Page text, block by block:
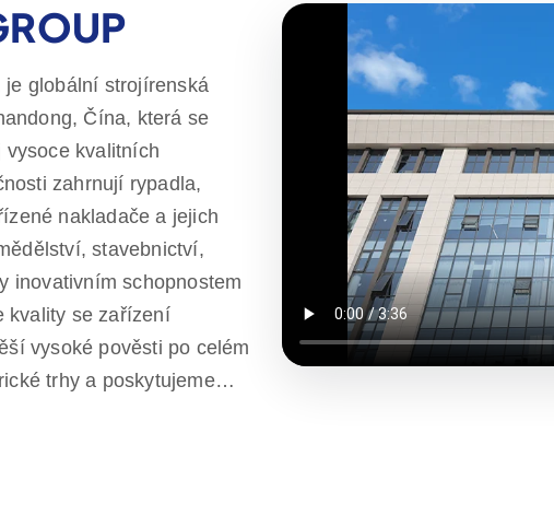
je globální strojírenská
Čína, která se
vysoce kvalitních
zahrnují rypadla,
nakladače a jejich
stavebnictví,
inovativním schopnostem
kvality se zařízení
vysoké pověsti po celém
trhy a poskytujeme
kvalitní výrobky.
celém světě, kteří